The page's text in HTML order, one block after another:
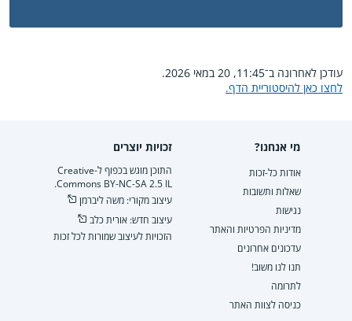
עודכן לאחרונה ב־11:45, 20 במאי 2026.
לחצו כאן להיסטוריית הדף.
מי אנחנו?
אודות כל-זכות
שאלות ותשובות
נגישות
מדיניות הפרטיות והאתר
עדכונים אחרונים
תנו לנו משוב!
לתרומה
כניסה לצוות האתר
זכויות יוצרים
התוכן מוגש בכפוף ל-Creative
Commons BY-NC-SA 2.5 IL.
עיצוב מקורי: משה ליברמן
עיצוב חדש: אורית כלב
הזכויות לעיצוב שמורות לכל זכות